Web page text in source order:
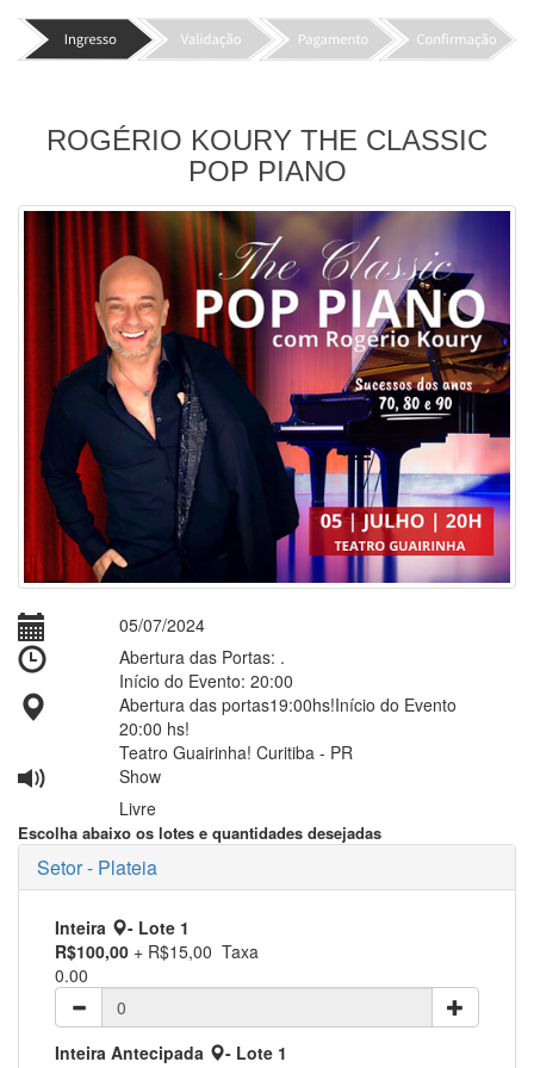
ROGÉRIO KOURY THE CLASSIC
POP PIANO
05/07/2024
Abertura das Portas: .
Início do Evento: 20:00
Abertura das portas19:00hs!Início do Evento
20:00 hs!
Teatro Guairinha! Curitiba - PR
Show
Livre
Escolha abaixo os lotes e quantidades desejadas
Setor - Plateia
Inteira
- Lote 1
R$100,00 + R$15,00 Taxa
0.00
Inteira Antecipada
- Lote 1